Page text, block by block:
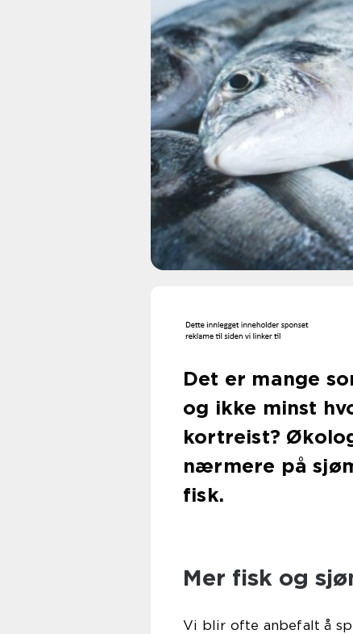
Det er mange
og ikke minst
kortreist?
nærmere på
fisk.
Mer fisk og
Vi blir ofte anbefalt å